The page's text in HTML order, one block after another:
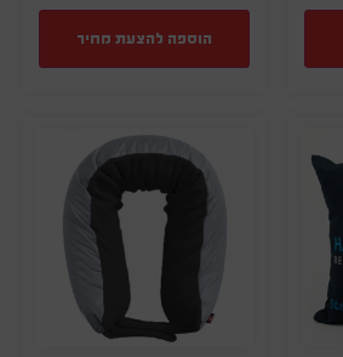
הוספה להצעת מחיר